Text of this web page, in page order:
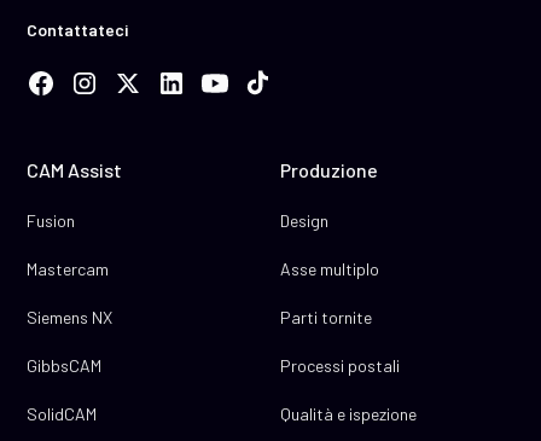
Contattateci
CAM Assist
Fusion
Mastercam
Siemens NX
GibbsCAM
SolidCAM
Produzione
Design
Asse multiplo
Parti tornite
Processi postali
Qualità e ispezione